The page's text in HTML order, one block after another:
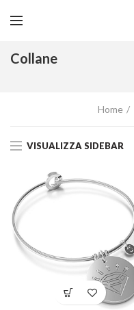
Collane
Home
VISUALIZZA SIDEBAR